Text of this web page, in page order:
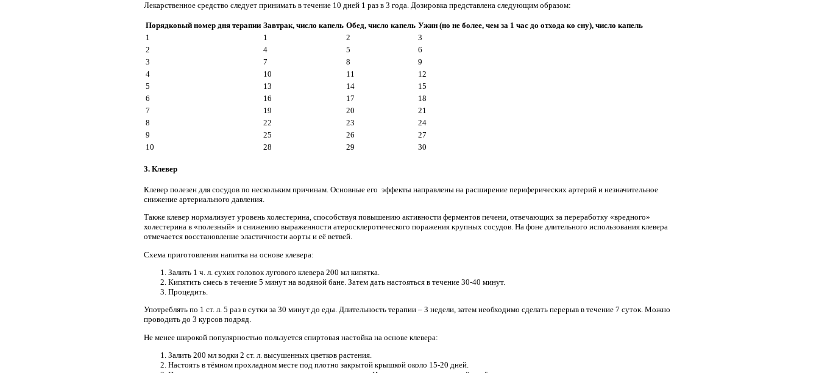
Лекарственное средство следует принимать в течение 10 дней 1 раз в 3 года. Дозировка представлена следующим образом:
Порядковый номер дня терапии Завтрак, число капель Обед, число капель Ужин (но не более, чем за 1 час до отхода ко сну), число капель
1
1 2
3
2
4 5
6
3
7 8
9
4
10 11
12
5
13 14
15
6
16 17
18
7
19 20
21
8
22 23
24
9
25 26
27
10
28 29 30
3. Клевер
Клевер полезен для сосудов по нескольким причинам. Основные его эффекты направлены на расширение периферических артерий и незначительное
снижение артериального давления.
Также клевер нормализует уровень холестерина, способствуя повышению активности ферментов печени, отвечающих за переработку «вредного»
холестерина в «полезный» и снижению выраженности атеросклеротического поражения крупных сосудов. На фоне длительного использования клевера
отмечается восстановление эластичности аорты и её ветвей.
Схема приготовления напитка на основе клевера:
Залить 1 ч. л. сухих головок лугового клевера 200 мл кипятка.
Кипятить смесь в течение 5 минут на водяной бане. Затем дать настояться в течение 30-40 минут.
Процедить.
Употреблять по 1 ст. л. 5 раз в сутки за 30 минут до еды. Длительность терапии – 3 недели, затем необходимо сделать перерыв в течение 7 суток. Можно
проводить до 3 курсов подряд.
Не менее широкой популярностью пользуется спиртовая настойка на основе клевера:
Залить 200 мл водки 2 ст. л. высушенных цветков растения.
Настоять в тёмном прохладном месте под плотно закрытой крышкой около 15-20 дней.